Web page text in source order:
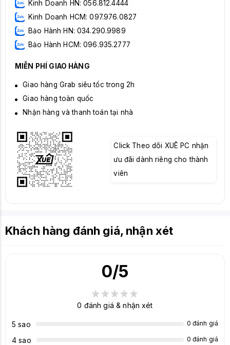
Kinh Doanh HN: 056.812.4444
Kinh Doanh HCM: 097.976.0827
Bảo Hành HN: 034.290.9989
Bảo Hành HCM: 096.935.2777
MIỄN PHÍ GIAO HÀNG
Giao hàng Grab siêu tốc trong 2h
Giao hàng toàn quốc
Nhận hàng và thanh toán tại nhà
Click Theo dõi XUÊ PC nhận
ưu đãi dành riêng cho thành
viên
Khách hàng đánh giá, nhận xét
0/5
0 đánh giá & nhận xét
5 sao 0 đánh giá
4 sao 0 đánh giá